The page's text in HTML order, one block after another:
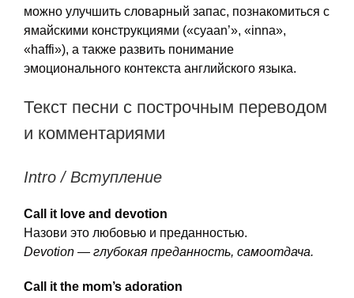
можно улучшить словарный запас, познакомиться с
ямайскими конструкциями («cyaan’», «inna»,
«haffi»), а также развить понимание
эмоционального контекста английского языка.
Текст песни с построчным переводом
и комментариями
Intro / Вступление
Call it love and devotion
Назови это любовью и преданностью.
Devotion — глубокая преданность, самоотдача.
Call it the mom’s adoration